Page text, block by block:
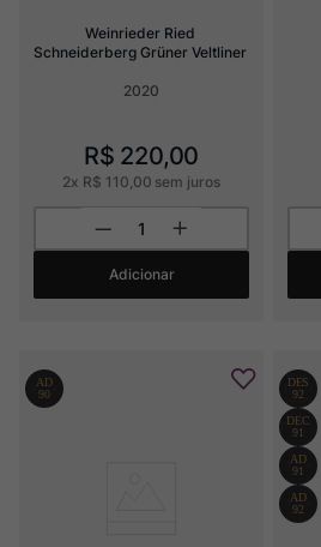
Weinrieder Ried
Schneiderberg Grüner Veltliner
2020
R$ 220,00
2x R$ 110 00 sem juros
Adicionar